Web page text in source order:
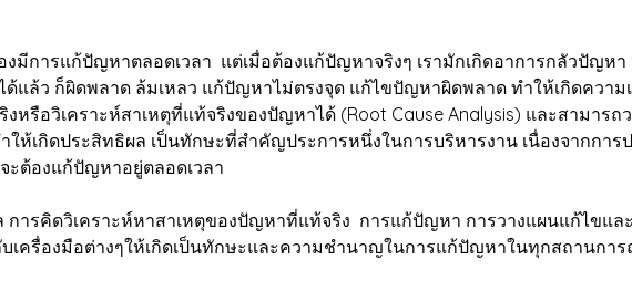
แก้ปัญหาตลอดเวลา แต่เมื่อต้องแก้ปัญหาจริงๆ เรามักเกิดอาการกลัวปัญหา
ล้ว ก็ผิดพลาด ล้มเหลว แก้ปัญหาไม่ตรงจุด แก้ไขปัญหาผิดพลาด ทำให้เกิดความเ
หรือวิเคราะห์สาเหตุที่แท้จริงของปัญหาได้ (Root Cause Analysis) และสามารถ
ห้เกิดประสิทธิผล เป็นทักษะที่สำคัญประการหนึ่งในการบริหารงาน เนื่องจากการ
ต้องแก้ปัญหาอยู่ตลอดเวลา
ดวิเคราะห์หาสาเหตุของปัญหาที่แท้จริง การแก้ปัญหา การวางแผนแก้ไขแล
เครื่องมือต่างๆให้เกิดเป็นทักษะและความชำนาญในการแก้ปัญหาในทุกสถานกา